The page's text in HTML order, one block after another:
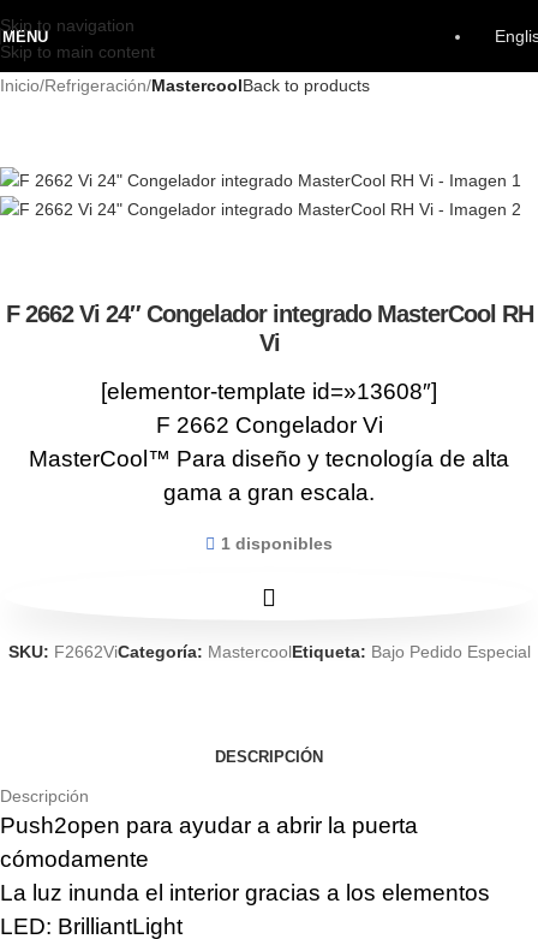
Skip to navigation
Skip to main content
MENU
Inicio Refrigeración MastercoolBack to products
F 2662 Vi 24″ Congelador integrado MasterCool RH
Vi
[elementor-template id=»13608″]
F 2662 Congelador Vi
MasterCool™ Para diseño y tecnología de alta
gama a gran escala.
1 disponibles
SKU: F2662ViCategoría: MastercoolEtiqueta: Bajo Pedido Especial
DESCRIPCIÓN
Descripción
Push2open para ayudar a abrir la puerta
cómodamente
La luz inunda el interior gracias a los elementos
LED: BrilliantLight